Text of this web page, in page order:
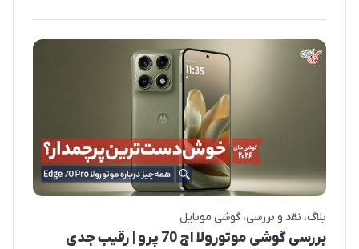
بلاگ نقد و بررسی گوشی موبایل
بررسی گوشی موتورولا اج 70 پرو | رقیب جدی